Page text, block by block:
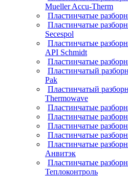
Mueller Accu-Therm
Пластинчатые
Пластинчатые
Secespol
Пластинчатые
API Schmidt
Пластинчатые
Пластинчатый
Pak
Пластинчатый
Thermowave
Пластинчатые
Пластинчатые
Пластинчатые
Пластинчатые
Пластинчатые
Анвитэк
Пластинчатые
Теплоконтроль